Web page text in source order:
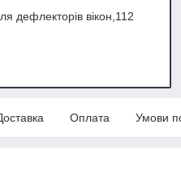
дефлекторів вікон,112
Оплата Умови